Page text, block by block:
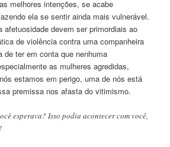
melhores intenções, se acabe
ela se sentir ainda mais vulnerável.
afetuosidade devem ser primordiais ao
de violência contra uma companheira
de ter em conta que nenhuma
as mulheres agredidas,
estamos em perigo, uma de nós está
premissa nos afasta do vitimismo.
esperava? Isso podia acontecer com você,